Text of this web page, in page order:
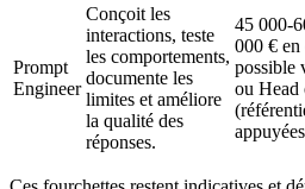
Prompt
Engineer
Conçoit les
interactions, teste
les comportements,
documente les
limites et améliore
la qualité des
réponses.
45 000-
000 € en
possible
ou Head